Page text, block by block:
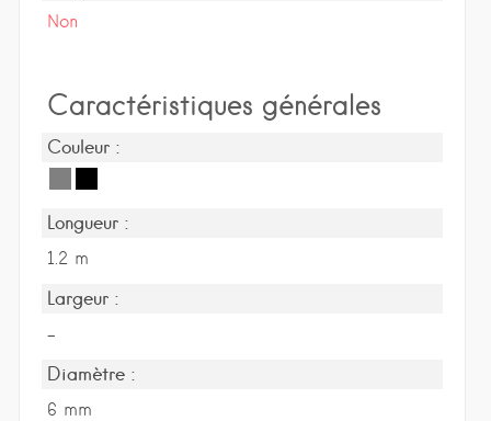
Non
Caractéristiques générales
Couleur :
Longueur :
1.2 m
Largeur :
-
Diamètre :
6 mm